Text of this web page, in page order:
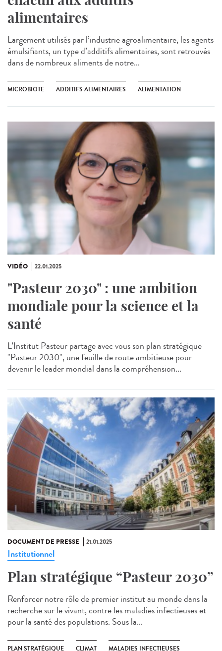
alimentaires
Largement utilisés par l’industrie agroalimentaire, les agents
émulsifiants, un type d’additifs alimentaires, sont retrouvés
dans de nombreux aliments de notre...
MICROBIOTE ADDITIFS ALIMENTAIRES ALIMENTATION
VIDÉO 22.01.2025
"Pasteur 2030" : une ambition
mondiale pour la science et la
santé
L’Institut Pasteur partage avec vous son plan stratégique
"Pasteur 2030", une feuille de route ambitieuse pour
devenir le leader mondial dans la compréhension...
DOCUMENT DE PRESSE 21.01.2025
Institutionnel
Plan stratégique “Pasteur 2030”
Renforcer notre rôle de premier institut au monde dans la
recherche sur le vivant, contre les maladies infectieuses et
pour la santé des populations. Sous la...
PLAN STRATÉGIQUE CLIMAT MALADIES INFECTIEUSES